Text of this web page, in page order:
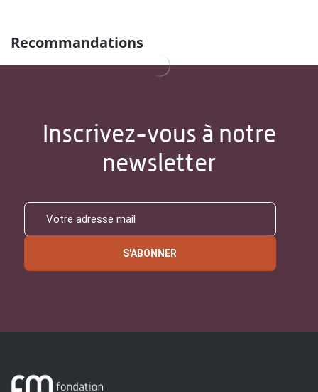
Recommandations
Inscrivez-vous à notre
newsletter
S'ABONNER